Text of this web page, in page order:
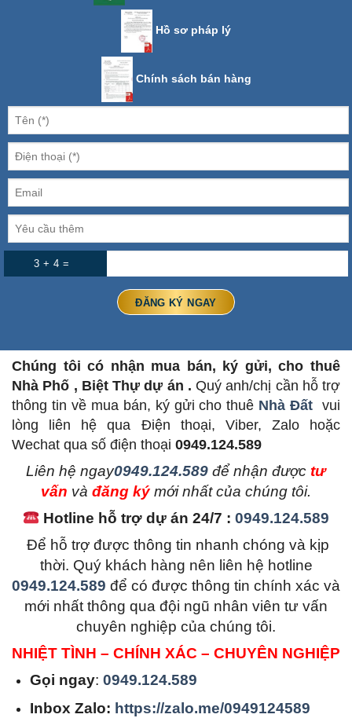
Hồ sơ pháp lý
Chính sách bán hàng
3 + 4 =
Chúng tôi có nhận mua bán, ký gửi, cho thuê
Nhà Phố , Biệt Thự dự án . Quý anh/chị cần hỗ trợ
thông tin về mua bán, ký gửi cho thuê Nhà Đất vui
lòng liên hệ qua Điện thoại, Viber, Zalo hoặc
Wechat qua số điện thoại 0949.124.589
Liên hệ ngay0949.124.589 để nhận được tư
vấn và đăng kýmới nhất của chúng tôi.
Hotline hỗ trợ dự án 24/7 :0949.124.589
Để hỗ trợ được thông tin nhanh chóng và kịp
thời. Quý khách hàng nên liên hệ hotline
0949.124.589 để có được thông tin chính xác và
mới nhất thông qua đội ngũ nhân viên tư vấn
chuyên nghiệp của chúng tôi.
NHIỆT TÌNH – CHÍNH XÁC – CHUYÊN NGHIỆP
Gọi ngay:0949.124.589
Inbox Zalo: https://zalo.me/0949124589